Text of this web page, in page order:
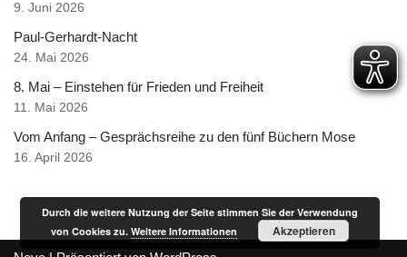
9. Juni 2026
Paul-Gerhardt-Nacht
24. Mai 2026
8. Mai – Einstehen für Frieden und Freiheit
11. Mai 2026
Vom Anfang – Gesprächsreihe zu den fünf Büchern Mose
16. April 2026
Durch die weitere Nutzung der Seite stimmen Sie der Verwendung
von Cookies zu.Weitere Informationen Akzeptieren